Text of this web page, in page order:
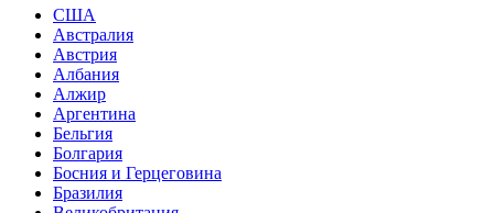
США
Австралия
Австрия
Албания
Алжир
Аргентина
Бельгия
Болгария
Босния и Герцеговина
Бразилия